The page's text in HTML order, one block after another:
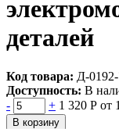
деталей
Код товара: Д-
Доступность: В
-
+ 1 320 Р от
В корзину